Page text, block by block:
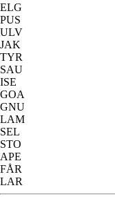
ELG
PUS
ULV
JAK
TYR
SAU
ISE
GOA
GNU
LAM
SEL
STO
APE
FÅR
LAR